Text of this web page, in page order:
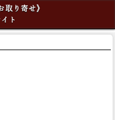
取り寄せ》
ト